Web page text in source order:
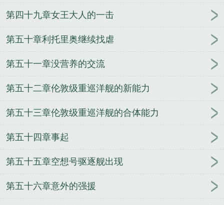
第四十九章女王大人的一击
第五十章利托里奥继续找虐
第五十一章没营养的交流
第五十二章伦敦级重巡洋舰的新能力
第五十三章伦敦级重巡洋舰的合体能力
第五十四章事起
第五十五章空想号驱逐舰出现
第五十六章意外的强援